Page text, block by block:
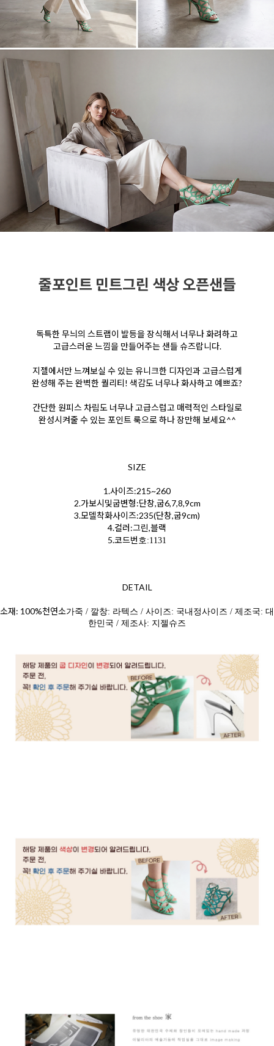
줄포인트 민트그린 색상 오픈샌들
독특한 무늬의 스트랩이 발등을 장식해서 너무나 화려하고
고급스러운 느낌을 만들어주는 샌들 슈즈랍니다.
지젤에서만 느껴보실 수 있는 유니크한 디자인과 고급스럽게
완성해 주는 완벽한 퀄리티! 색감도 너무나 화사하고 예쁘죠?
간단한 원피스 차림도 너무나 고급스럽고 매력적인 스타일로
완성시켜줄 수 있는 포인트 룩으로 하나 장만해 보세요^^
SIZE
1.사이즈:215~260
2.가보시및굽변형:단창,굽6,7,8,9cm
3.모델착화사이즈:235(단창,굽9cm)
4.컬러:그린,블랙
5.코드번 호:1131
DETAIL
소재: 100%천연소가죽 / 깔창: 라텍스 / 사이즈: 국내정사이즈 / 제조국: 대
한민국 / 제조사: 지젤슈즈